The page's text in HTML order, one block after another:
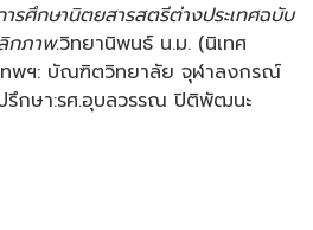
ารศึกษานิตยสารสตรีต่างประเทศฉบับ
กภาพ.วิทยานิพนธ์ น.ม. (นิเทศ
ทพฯ: บัณฑิตวิทยาลัย จุฬาลงกรณ์
รึกษา:รศ.อุบลวรรณ ปิติพัฒนะ